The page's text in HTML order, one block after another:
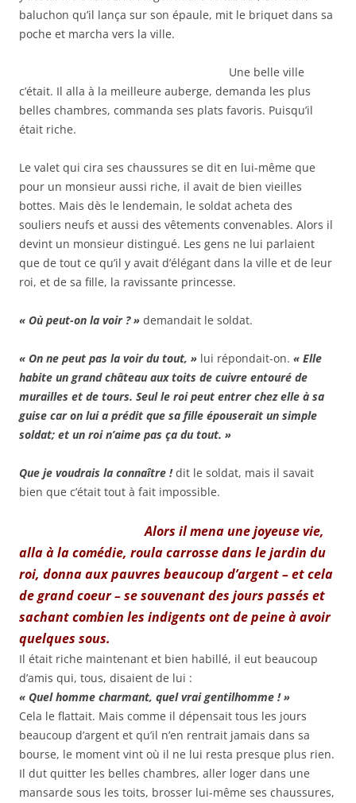
baluchon qu’il lança sur son épaule, mit le briquet dans sa
poche et marcha vers la ville.
Une belle ville
c’était. Il alla à la meilleure auberge, demanda les plus
belles chambres, commanda ses plats favoris. Puisqu’il
était riche.
Le valet qui cira ses chaussures se dit en lui-même que
pour un monsieur aussi riche, il avait de bien vieilles
bottes. Mais dès le lendemain, le soldat acheta des
souliers neufs et aussi des vêtements convenables. Alors il
devint un monsieur distingué. Les gens ne lui parlaient
que de tout ce qu’il y avait d’élégant dans la ville et de leur
roi, et de sa fille, la ravissante princesse.
« Où peut-on la voir ? » demandait le soldat.
« On ne peut pas la voir du tout, » lui répondait-on. « Elle
habite un grand château aux toits de cuivre entouré de
murailles et de tours. Seul le roi peut entrer chez elle à sa
guise car on lui a prédit que sa fille épouserait un simple
soldat; et un roi n’aime pas ça du tout. »
Que je voudrais la connaître !dit le soldat, mais il savait
bien que c’était tout à fait impossible.
Alors il mena une joyeuse vie,
alla à la comédie, roula carrosse dans le jardin du
roi, donna aux pauvres beaucoup d’argent – et cela
de grand coeur – se souvenant des jours passés et
sachant combien les indigents ont de peine à avoir
quelques sous.
Il était riche maintenant et bien habillé, il eut beaucoup
d’amis qui, tous, disaient de lui :
« Quel homme charmant, quel vrai gentilhomme ! »
Cela le flattait. Mais comme il dépensait tous les jours
beaucoup d’argent et qu’il n’en rentrait jamais dans sa
bourse, le moment vint où il ne lui resta presque plus rien.
Il dut quitter les belles chambres, aller loger dans une
mansarde sous les toits, brosser lui-même ses chaussures,